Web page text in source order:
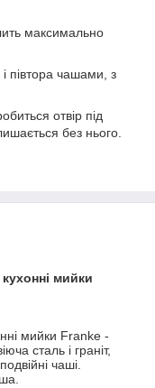
максимально
півтора чашами, з
отвір під
без нього.
мийки
мийки Franke -
сталь і граніт,
чаші.